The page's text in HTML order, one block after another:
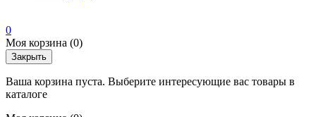
0
Моя корзина (0)
Закрыть
Ваша корзина пуста. Выберите интересующие вас товары в
каталоге